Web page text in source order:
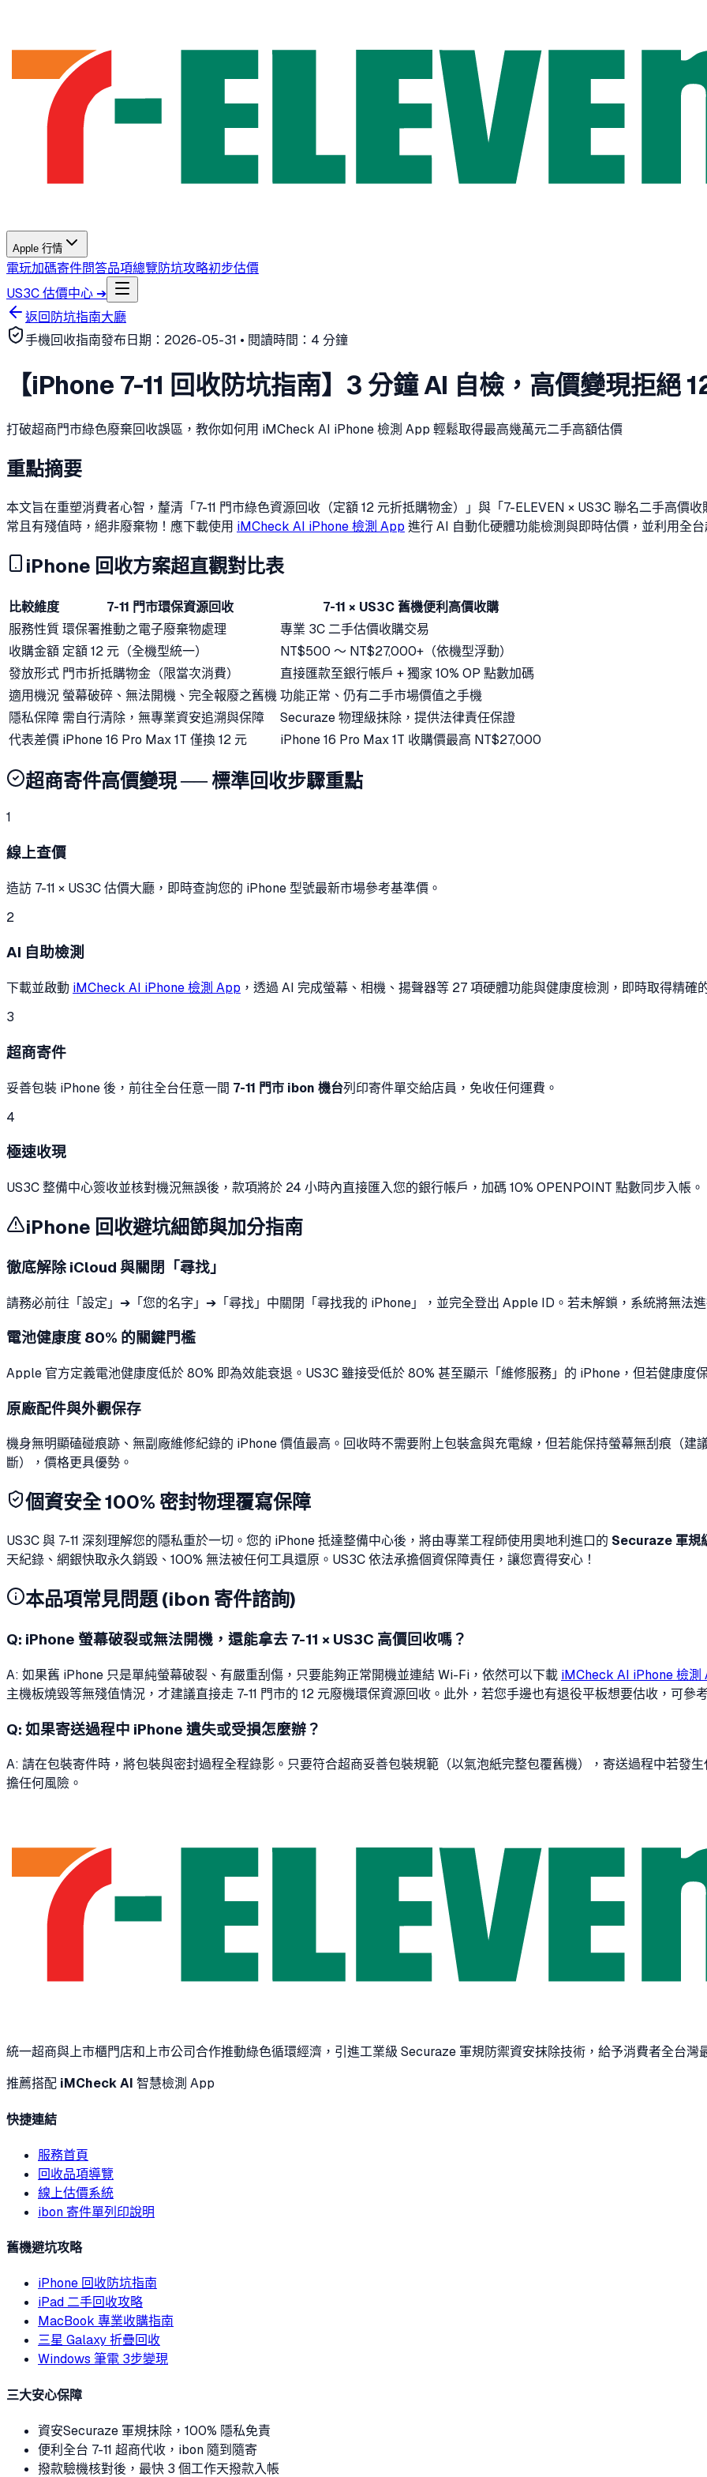
Apple 行情
電玩加碼寄件問答品項總覽防坑攻略初步估價
US3C 估價中心 ➔
返回防坑指南大廳
手機回收指南發布日期： 2026-05-31 • 閱讀時間： 4 分鐘
【iPhone 7-11 回收防坑指南】3 分鐘 AI 自檢，高價變現拒絕
打破超商門市綠色廢棄回收誤區，教你如何用 iMCheck AI iPhone 檢測 App 輕鬆取得最高幾萬元二手高額估價
重點摘要
本文旨在重塑消費者心智，釐清「7-11 門市綠色資源回收（定額 12 元折抵購物金）」與「7-ELEVEN × US3C 聯名二手高價
常且有殘值時，絕非廢棄物！應下載使用 iMCheck AI iPhone 檢測 App 進行 AI 自動化硬體功能檢測與即時估價，並利用全
iPhone 回收方案超直觀對比表
比較維度 7-11 門市環保資源回收
7-11 × US3C 舊機便利高價收購
服務性質環保署推動之電子廢棄物處理
專業 3C 二手估價收購交易
收購金額 定額 12 元（全機型統一）
NT$500 ～ NT$27,000+（依機型浮動）
發放形式 門市折抵購物金（限當次消費）
直接匯款至銀行帳戶 + 獨家 10% OP 點數加碼
適用機況 螢幕破碎、無法開機、完全報廢之舊機功能正常、仍有二手市場價值之手機
隱私保障 需自行清除，無專業資安追溯與保障
Securaze 物理級抹除，提供法律責任保證
代表差價 iPhone 16 Pro Max 1T 僅換 12 元 iPhone 16 Pro Max 1T 收購價最高 NT$27,000
超商寄件高價變現 ── 標準回收步驟重點
1
線上查價
造訪 7-11 × US3C 估價大廳，即時查詢您的 iPhone 型號最新市場參考基準價。
2
AI 自助檢測
下載並啟動 iMCheck AI iPhone 檢測 App ，透過 AI 完成螢幕、相機、揚聲器等 27 項硬體功能與健康度檢測，即時取得精確
3
超商寄件
妥善包裝 iPhone 後，前往全台任意一間 7-11 門市 ibon 機台列印寄件單交給店員，免收任何運費。
4
極速收現
US3C 整備中心簽收並核對機況無誤後，款項將於 24 小時內直接匯入您的銀行帳戶，加碼 10% OPENPOINT 點數同步入帳。
iPhone 回收避坑細節與加分指南
徹底解除 iCloud 與關閉「尋找」
請務必前往「設定」➔「您的名字」➔「尋找」中關閉「尋找我的 iPhone」，並完全登出 Apple ID。若未解鎖，系統將無法
電池健康度 80% 的關鍵門檻
Apple 官方定義電池健康度低於 80% 即為效能衰退。US3C 雖接受低於 80% 甚至顯示「維修服務」的 iPhone，但若健康度
原廠配件與外觀保存
機身無明顯磕碰痕跡、無副廠維修紀錄的 iPhone 價值最高。回收時不需要附上包裝盒與充電線，但若能保持螢幕無刮痕（建
斷），價格更具優勢。
個資安全 100% 密封物理覆寫保障
US3C 與 7-11 深刻理解您的隱私重於一切。您的 iPhone 抵達整備中心後，將由專業工程師使用奧地利進口的 Securaze 軍規
天紀錄、網銀快取永久銷毀、100% 無法被任何工具還原。US3C 依法承擔個資保障責任，讓您賣得安心！
本品項常見問題 (ibon 寄件諮詢)
Q: iPhone 螢幕破裂或無法開機，還能拿去 7-11 × US3C 高價回收嗎？
A: 如果舊 iPhone 只是單純螢幕破裂、有嚴重刮傷，只要能夠正常開機並連結 Wi-Fi，依然可以下載 iMCheck AI iPhone 檢測
主機板燒毀等無殘值情況，才建議直接走 7-11 門市的 12 元廢機環保資源回收。此外，若您手邊也有退役平板想要估收，可參
Q: 如果寄送過程中 iPhone 遺失或受損怎麼辦？
A: 請在包裝寄件時，將包裝與密封過程全程錄影。只要符合超商妥善包裝規範（以氣泡紙完整包覆舊機），寄送過程中若發
擔任何風險。
統一超商與上市櫃門店和上市公司合作推動綠色循環經濟，引進工業級 Securaze 軍規防禦資安抹除技術，給予消費者全台灣
推薦搭配 iMCheck AI 智慧檢測 App
快捷連結
服務首頁
回收品項導覽
線上估價系統
ibon 寄件單列印說明
舊機避坑攻略
iPhone 回收防坑指南
iPad 二手回收攻略
MacBook 專業收購指南
三星 Galaxy 折疊回收
Windows 筆電 3步變現
三大安心保障
資安Securaze 軍規抹除，100% 隱私免責
便利全台 7-11 超商代收，ibon 隨到隨寄
撥款驗機核對後，最快 3 個工作天撥款入帳